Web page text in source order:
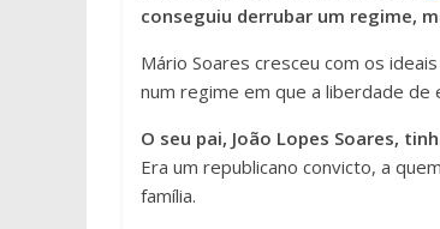
conseguiu derrubar um regime,
Mário Soares cresceu com os
num regime em que a liberdade de
O seu pai, João Lopes Soares,
Era um republicano convicto, a
família.